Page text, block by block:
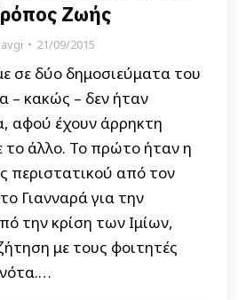
Ζωής
21/09/2015
σε δύο δημοσιεύματα του
– κακώς – δεν ήταν
αφού έχουν άρρηκτη
το άλλο. Το πρώτο ήταν η
περιστατικού από τον
Γιανναρά για την
την κρίση των Ιμίων,
με τους φοιτητές